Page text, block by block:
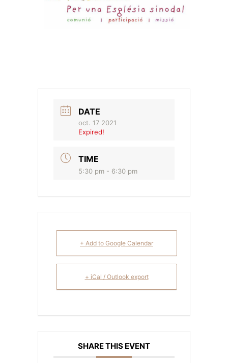
DATE
oct. 17 2021
Expired!
TIME
5:30 pm - 6:30 pm
+ Add to Google Calendar
+ iCal / Outlook export
SHARE THIS EVENT